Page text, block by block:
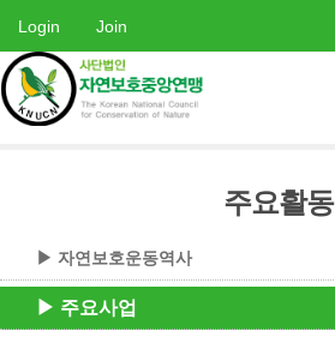
Login Join
주요활동
▶ 자연보호운동역사
▶ 주요사업